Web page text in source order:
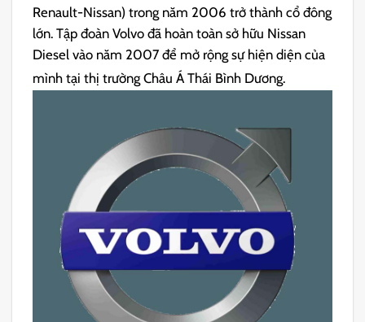
Renault-Nissan) trong năm 2006 trở thành cổ đông
lớn. Tập đoàn Volvo đã hoàn toàn sở hữu Nissan
Diesel vào năm 2007 để mở rộng sự hiện diện của
mình tại thị trường Châu Á Thái Bình Dương.